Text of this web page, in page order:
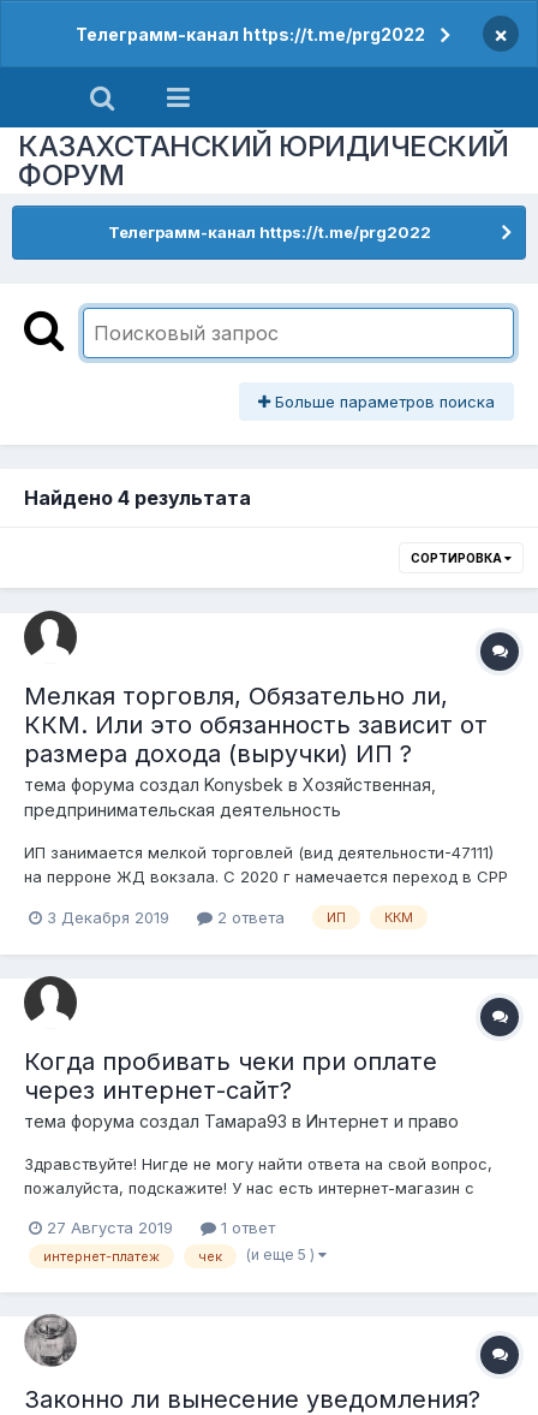
Телеграмм-канал https://t.me/prg2022 ×
КАЗАХСТАНСКИЙ ЮРИДИЧЕСКИЙ
ФОРУМ
Телеграмм-канал https://t.me/prg2022
Больше параметров поиска
Найдено 4 результата
СОРТИРОВКА
Мелкая торговля, Обязательно ли,
ККМ. Или это обязанность зависит от
размера дохода (выручки) ИП ?
тема форума создал Konysbek в Хозяйственная,
предпринимательская деятельность
ИП занимается мелкой торговлей (вид деятельности-47111)
на перроне ЖД вокзала. С 2020 г намечается переход в СРР
месяц в среднем не более 70000-100000 тенге, в основном
ККМ. Или...
3 Декабря 2019 2 ответа ИП ККМ
Когда пробивать чеки при оплате
через интернет-сайт?
тема форума создал Тамара93 в Интернет и право
Здравствуйте! Нигде не могу найти ответа на свой вопрос,
пожалуйста, подскажите! У нас есть интернет-магазин с
денежных средств. Всем известный EPAY от Казком/Халык.
Благодаря этой системе покупатель может сразу выкупить
27 Августа 2019 1 ответ
интернет-платеж чек (и еще 5 )
Законно ли вынесение уведомления?